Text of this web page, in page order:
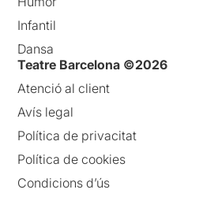
Infantil
Dansa
Teatre Barcelona ©2026
Atenció al client
Avís legal
Política de privacitat
Política de cookies
Condicions d’ús